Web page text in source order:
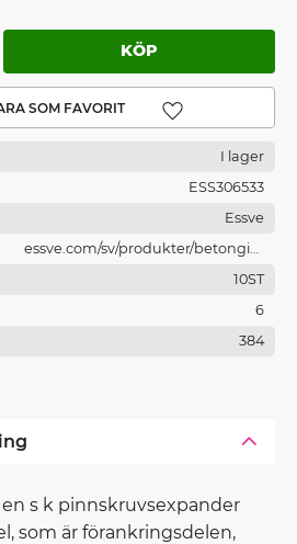
Lägg till i favoriter
I lager
ESS306533
Essve
essve.com/sv/produkter/betonginf
astningar/
10ST
6
384
s k pinnskruvsexpander
som är förankringsdelen,